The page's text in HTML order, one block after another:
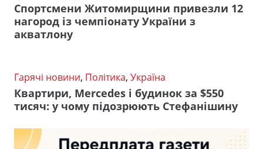
Спортсмени Житомирщини привезли 12
нагород із чемпіонату України з
акватлону
Гарячі новини, Політика, Україна
Квартири, Mercedes і будинок за $550
тисяч: у чому підозрюють Стефанішину